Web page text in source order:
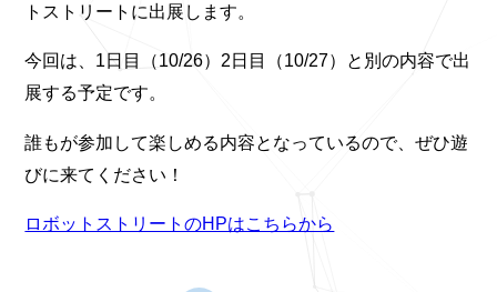
トストリートに出展します。
今回は、1日目（10/26）2日目（10/27）と別の内容で出
展する予定です。
誰もが参加して楽しめる内容となっているので、ぜひ遊
びに来てください！
ロボットストリートのHPはこちらから